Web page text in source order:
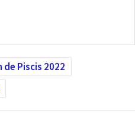
Piscis 2022